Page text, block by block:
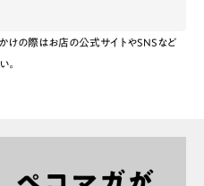
けの際はお店の公式サイトやSNSなど
。